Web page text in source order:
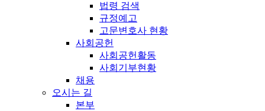
법령 검색
규정예고
고문변호사 현황
사회공헌
사회공헌활동
사회기부현황
채용
오시는 길
본부